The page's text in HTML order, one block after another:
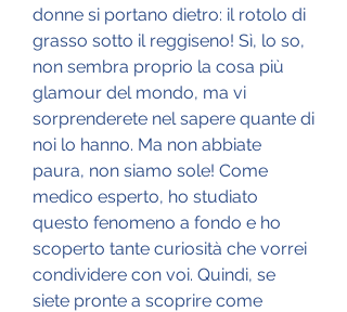
donne si portano dietro: il rotolo di
grasso sotto il reggiseno! Sì, lo so,
non sembra proprio la cosa più
glamour del mondo, ma vi
sorprenderete nel sapere quante di
noi lo hanno. Ma non abbiate
paura, non siamo sole! Come
medico esperto, ho studiato
questo fenomeno a fondo e ho
scoperto tante curiosità che vorrei
condividere con voi. Quindi, se
siete pronte a scoprire come